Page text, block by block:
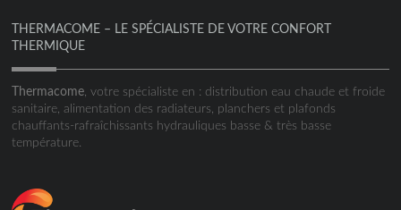
THERMACOME – LE SPÉCIALISTE DE VOTRE CONFORT
THERMIQUE
Thermacome, votre spécialiste en : distribution eau chaude et froide
sanitaire, alimentation des radiateurs, planchers et plafonds
chauffants-rafraîchissants hydrauliques basse & très basse
température.